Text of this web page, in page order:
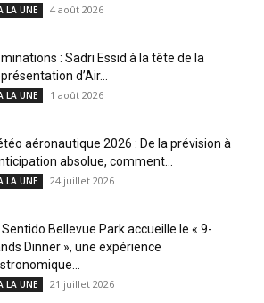
LA UNE 4 août 2026
: Sadri Essid à la tête de la
d’Air...
LA UNE 1 août 2026
aéronautique 2026 : De la prévision à
absolue, comment...
LA UNE 24 juillet 2026
Sentido Bellevue Park accueille le « 9-
Dinner », une expérience
LA UNE 21 juillet 2026